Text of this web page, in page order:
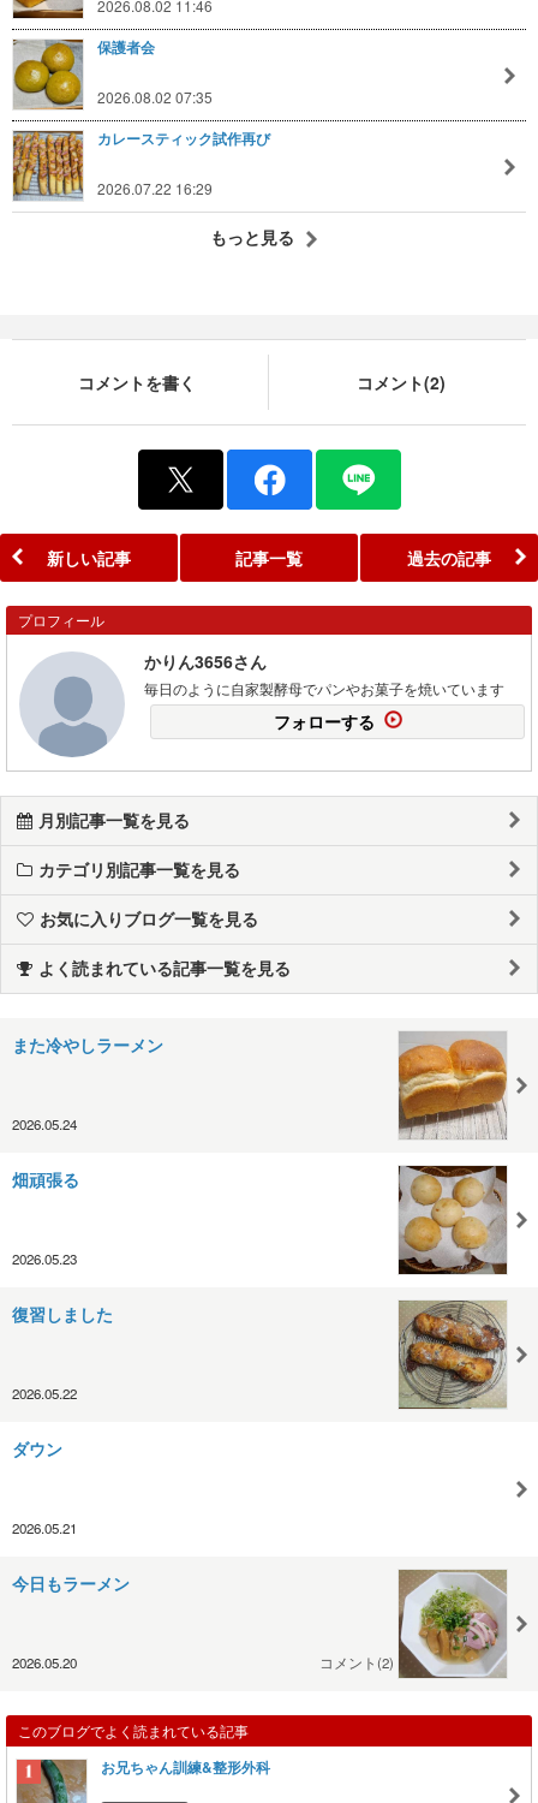
2026.08.02 11:46
保護者会
2026.08.02 07:35
カレースティック試作再び
2026.07.22 16:29
もっと見る
コメントを書く コメント(2)
新しい記事 記事一覧 過去の記事
プロフィール
かりん3656さん
毎日のように自家製酵母でパンやお菓子を焼いています
フォローする
月別記事一覧を見る
カテゴリ別記事一覧を見る
お気に入りブログ一覧を見る
よく読まれている記事一覧を見る
また冷やしラーメン
2026.05.24
畑頑張る
2026.05.23
復習しました
2026.05.22
ダウン
2026.05.21
今日もラーメン
2026.05.20 コメント(2)
このブログでよく読まれている記事
お兄ちゃん訓練&整形外科